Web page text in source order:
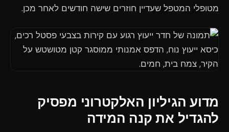
מטופלי המטפל שעדיין חוזרים שישה חודשים לאחר מכן.
מדוע הגיליון האלקטרוני מפסיק
להגדיל את קנה המידה